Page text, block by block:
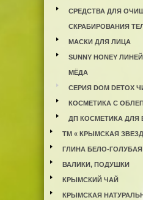
СРЕДСТВА ДЛЯ
СКРАБИРОВАНИЯ
МАСКИ ДЛЯ ЛИЦА
SUNNY HONEY
МЁДА
СЕРИЯ DOM DETOX
КОСМЕТИКА С
ДП КОСМЕТИКА ДЛЯ
ТМ « КРЫМСКАЯ
ГЛИНА БЕЛО-ГОЛУБАЯ
ВАЛИКИ, ПОДУШКИ
КРЫМСКИЙ ЧАЙ
КРЫМСКАЯ